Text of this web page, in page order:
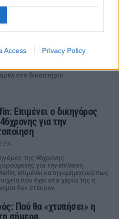
Access Privacy Policy
παραιτηθεί» – Τι
στο δικαστήριο
Επιμένει ο δικηγόρος
για την
της 46χρονης
για την επίθεση
επιμένει κατηγορηματικά πως
που έχει στα χέρια της η
δεν στέκουν.
Πού θα «χτυπήσει» η
σήμερα